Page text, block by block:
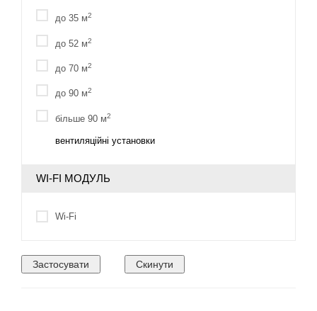
до 35 м2
до 52 м2
до 70 м2
до 90 м2
більше 90 м2
вентиляційні установки
WI-FI МОДУЛЬ
Wi-Fi